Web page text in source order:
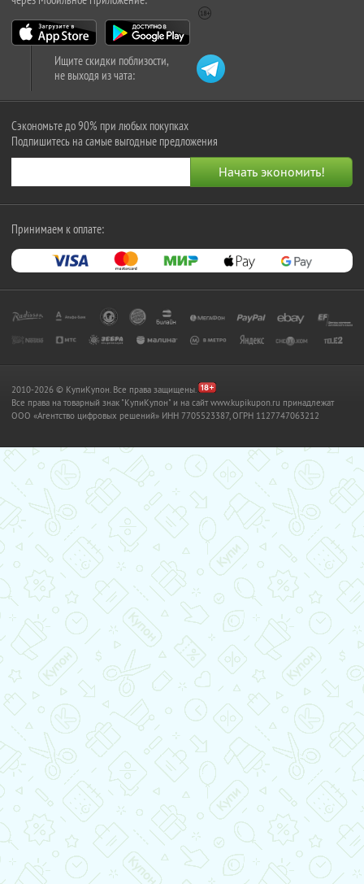
Ищите скидки поблизости,
не выходя из чата:
Сэкономьте до 90% при любых покупках
Подпишитесь на самые выгодные предложения
Принимаем к оплате:
2010-2026 © КупиКупон. Все права защищены.
Все права на товарный знак "КупиКупон" и на сайт www.kupikupon.ru принадлежат
OOO «Агентство цифровых решений» ИНН 7705523387, ОГРН 1127747063212